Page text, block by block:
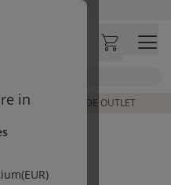
in
(EUR)
| SHOP DE OUTLET